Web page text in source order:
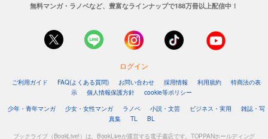
試し読み
会社をやめて馬主やります！ ― アキコノユメヲ ― 53
会社をやめて馬主やります！ ― アキコノユメヲ ― 54
無料マンガ・ラノベなど、豊富なラインナップで188万冊以上配信中！
ログイン
ご利用ガイド FAQ(よくある質問) お問い合わせ 採用情報 利用規約
特商法の表
示
個人情報保護方針
cookie等ポリシー
少年・青年マンガ
少女・女性マンガ ラノベ 小説・文芸 ビジネス・実用
雑誌・写
真集
TL BL
ブックライブ（BookLive!）は、BookLiveが運営する電子書店です。TOPPANホールディング